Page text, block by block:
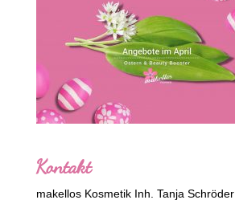
Kontakt
makellos Kosmetik Inh. Tanja Schröder